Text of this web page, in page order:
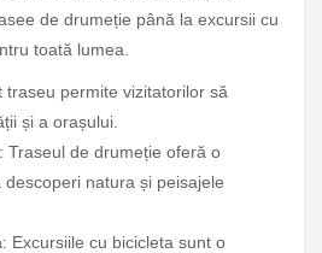
de drumeție până la excursii cu
toată lumea.
traseu permite vizitatorilor să
și a orașului.
: Traseul de drumeție oferă o
natura și peisajele
: Excursiile cu bicicleta sunt o